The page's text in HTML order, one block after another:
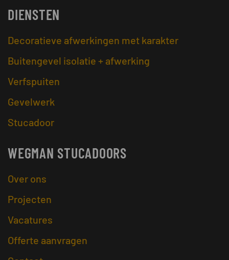
DIENSTEN
Decoratieve afwerkingen met karakter
Buitengevel isolatie + afwerking
Verfspuiten
Gevelwerk
Stucadoor
WEGMAN STUCADOORS
Over ons
Projecten
Vacatures
Offerte aanvragen